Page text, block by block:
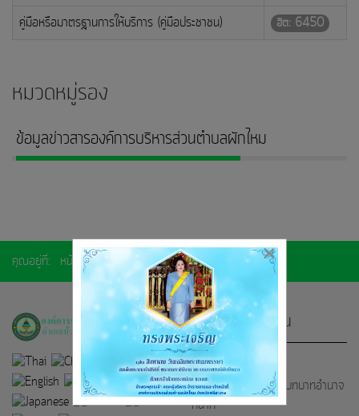
คู่มือหรือมาตรฐานการให้บริการ (คู่มือประชาชน) ฮิต: 6450
หมวดหมู่รอง
ข้อมูลข่าวสารองค์การบริหารส่วนตำบลผักไหม
คุณอยู่ที่: หน้าแรก การให้บริการ
เกี่ยวกับหน่วยงาน
หน้าหลัก
วิสัยทัศน์/พันธกิจ/บทบาทอำนาจ
หน้าที่
×